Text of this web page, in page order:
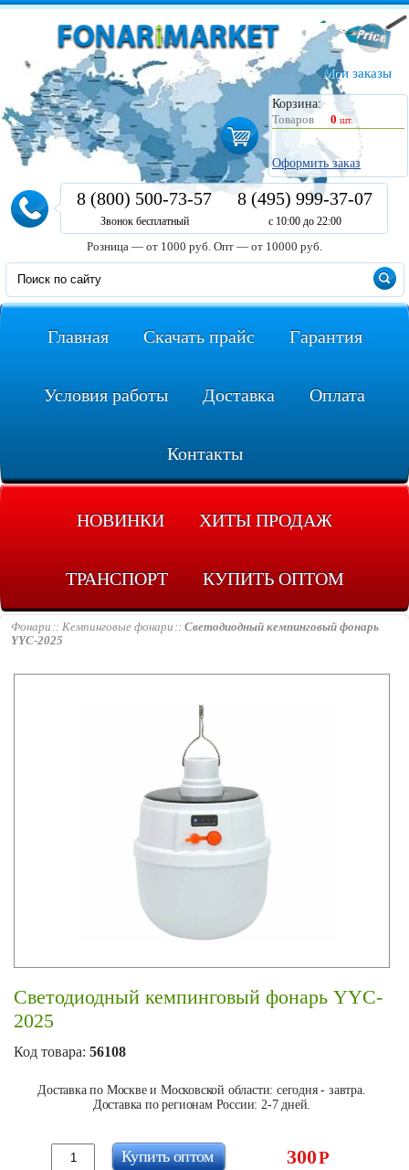
Мои заказы
Корзина:
Товаров
0 шт.
Оформить заказ
8 (800) 500-73-57
Звонок бесплатный
8 (495) 999-37-07
с 10:00 до 22:00
Розница — от 1000 руб. Опт — от 10000 руб.
Главная Скачать прайс Гарантия
Условия работы Доставка Оплата
Контакты
НОВИНКИ ХИТЫ ПРОДАЖ
ТРАНСПОРТ КУПИТЬ ОПТОМ
Фонари Кемпинговые фонари
Светодиодный кемпинговый фонарь
YYC-2025
Светодиодный кемпинговый фонарь YYC-
2025
Код товара: 56108
Доставка по Москве и Московской области: сегодня - завтра.
Доставка по регионам России: 2-7 дней.
300Р
Купить оптом